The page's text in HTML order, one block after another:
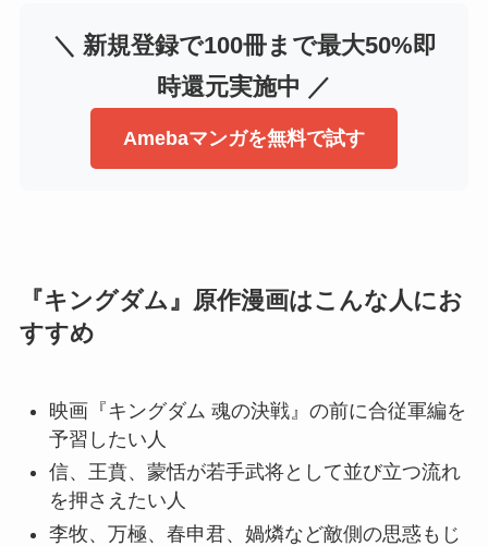
＼ 新規登録で100冊まで最大50%即
時還元実施中 ／
Amebaマンガを無料で試す
『キングダム』原作漫画はこんな人にお
すすめ
映画『キングダム 魂の決戦』の前に合従軍編を
予習したい人
信、王賁、蒙恬が若手武将として並び立つ流れ
を押さえたい人
李牧、万極、春申君、媧燐など敵側の思惑もじ